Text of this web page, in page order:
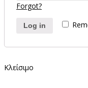
Forgot?
Log in
Κλείσιμο